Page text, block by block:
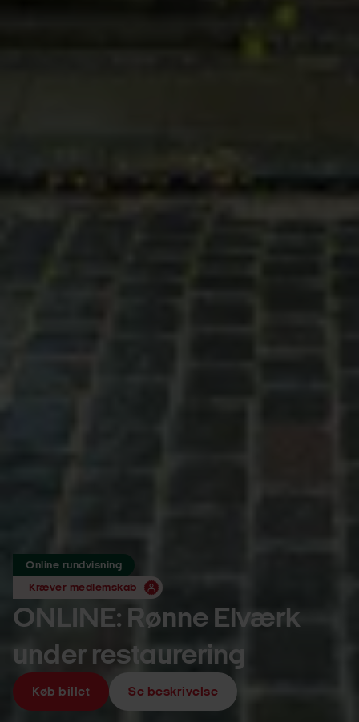
Online rundvisning
Kræver medlemskab
ONLINE: Rønne Elværk
under restaurering
Køb billet Se beskrivelse